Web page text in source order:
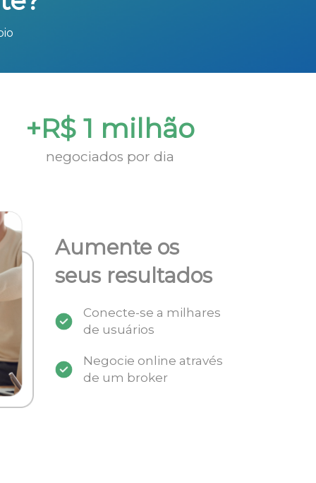
+R$ 1 milhão
negociados por dia
Aumente os
seus resultados
Conecte-se a milhares
de usuários
Negocie online através
de um broker